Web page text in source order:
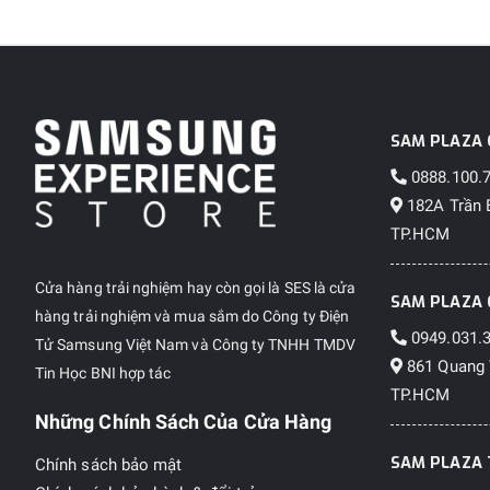
Cửa hàng trải nghiệm hay còn gọi là SES là cửa
hàng trải nghiệm và mua sắm do Công ty Điện
Tử Samsung Việt Nam và Công ty TNHH TMDV
Tin Học BNI hợp tác
Những Chính Sách Của Cửa Hàng
Chính sách bảo mật
SAM PLAZA
182A Trần
TP.HCM
SAM PLAZA
861
TP.HCM
SAM PLAZA